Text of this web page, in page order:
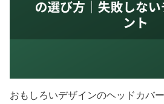
おもしろいデザインのヘッドカバ